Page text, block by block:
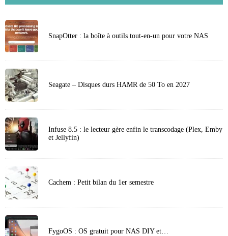
SnapOtter : la boîte à outils tout-en-un pour votre NAS
Seagate – Disques durs HAMR de 50 To en 2027
Infuse 8.5 : le lecteur gère enfin le transcodage (Plex, Emby
et Jellyfin)
Cachem : Petit bilan du 1er semestre
FygoOS : OS gratuit pour NAS DIY et…